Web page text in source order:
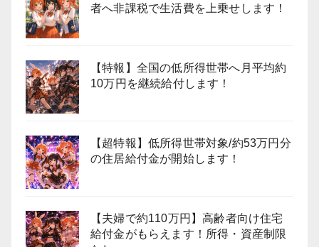
者へ非課税で生活費を上乗せします！
【特報】全国の低所得世帯へ月平均約
10万円を継続給付します！
【超特報】低所得世帯対象/約53万円分
の住居給付金が開始します！
【夫婦で約110万円】高齢者向け住宅
給付金がもらえます！所得・資産制限